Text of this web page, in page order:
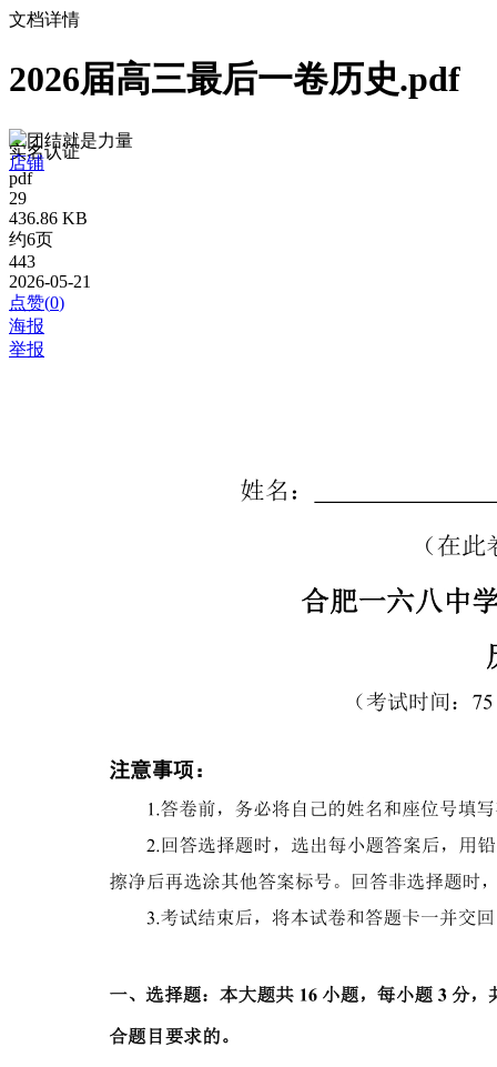
文档详情
2026届高三最后一卷历史.pdf
团结就是力量
实名认证
店铺
pdf
29
436.86 KB
约6页
443
2026-05-21
点赞(0)
海报
举报